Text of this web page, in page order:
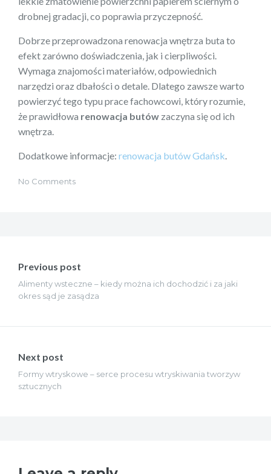
drobnej gradacji, co poprawia przyczepność.
Dobrze przeprowadzona renowacja wnętrza buta to
efekt zarówno doświadczenia, jak i cierpliwości.
Wymaga znajomości materiałów, odpowiednich
narzędzi oraz dbałości o detale. Dlatego zawsze warto
powierzyć tego typu prace fachowcowi, który rozumie,
że prawidłowa renowacja butów zaczyna się od ich
wnętrza.
Dodatkowe informacje: renowacja butów Gdańsk
No Comments
wpisu
Previous post
Alimenty wsteczne – kiedy można ich dochodzić i za jaki
okres sąd je zasądza
Next post
Formy wtryskowe – serce procesu wtryskiwania tworzyw
sztucznych